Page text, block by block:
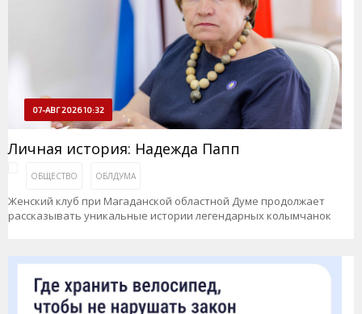
07-АВГ 2026 10:32
Личная история: Надежда Папп
ОБЩЕСТВО ОБЛДУМА
Женский клуб при Магаданской областной Думе продолжает
рассказывать уникальные истории легендарных колымчанок